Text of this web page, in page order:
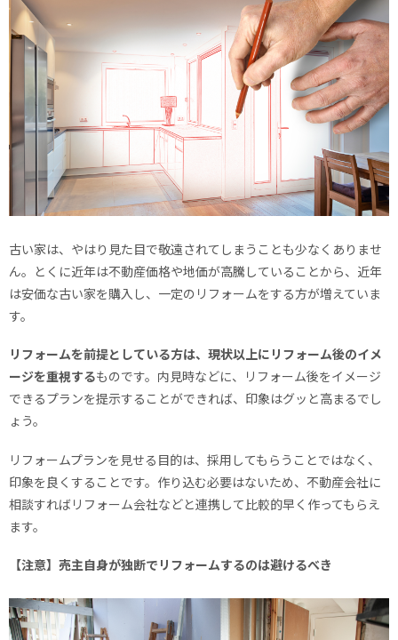
古い家は、やはり見た目で敬遠されてしまうことも少なくありませ
ん。とくに近年は不動産価格や地価が高騰していることから、近年
は安価な古い家を購入し、一定のリフォームをする方が増えていま
す。
リフォームを前提としている方は、現状以上にリフォーム後のイメ
ージを重視するものです。内見時などに、リフォーム後をイメージ
できるプランを提示することができれば、印象はグッと高まるでし
ょう。
リフォームプランを見せる目的は、採用してもらうことではなく、
印象を良くすることです。作り込む必要はないため、不動産会社に
相談すればリフォーム会社などと連携して比較的早く作ってもらえ
ます。
【注意】売主自身が独断でリフォームするのは避けるべき